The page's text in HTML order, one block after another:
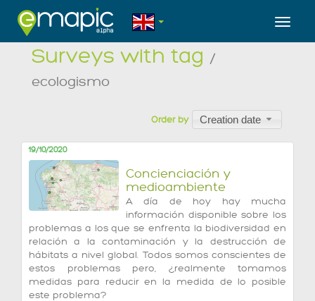
Surveys with tag /
ecologismo
Order by Creation date
19/10/2020
Concienciación y
medioambiente
A día de hoy hay mucha
información disponible sobre los
problemas a los que se enfrenta la biodiversidad en
relación a la contaminación y la destrucción de
hábitats a nivel global. Todos somos conscientes de
estos problemas pero, ¿realmente tomamos
medidas para reducir en la medida de lo posible
este problema?